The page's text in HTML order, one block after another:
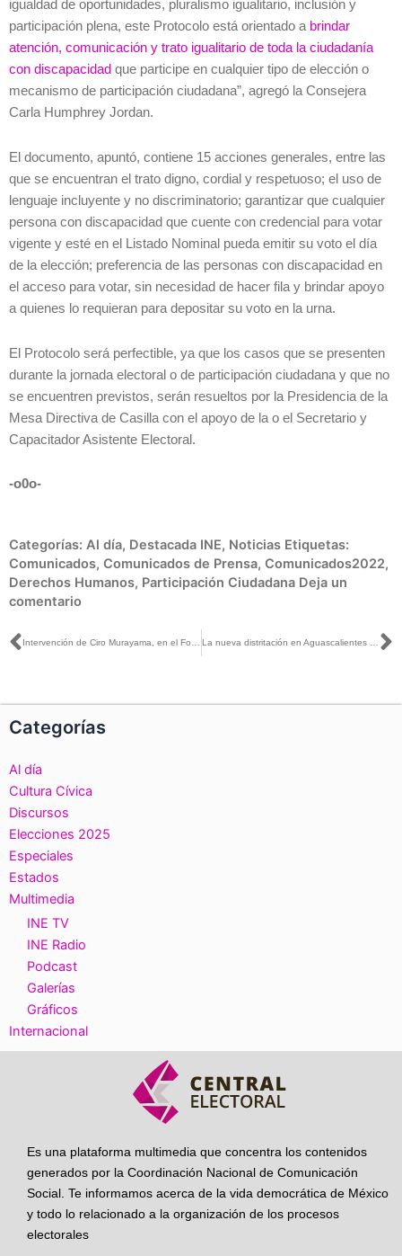
igualdad de oportunidades, pluralismo igualitario, inclusión y
participación plena, este Protocolo está orientado a brindar
atención, comunicación y trato igualitario de toda la ciudadanía
con discapacidad que participe en cualquier tipo de elección o
mecanismo de participación ciudadana”, agregó la Consejera
Carla Humphrey Jordan.
El documento, apuntó, contiene 15 acciones generales, entre las
que se encuentran el trato digno, cordial y respetuoso; el uso de
lenguaje incluyente y no discriminatorio; garantizar que cualquier
persona con discapacidad que cuente con credencial para votar
vigente y esté en el Listado Nominal pueda emitir su voto el día
de la elección; preferencia de las personas con discapacidad en
el acceso para votar, sin necesidad de hacer fila y brindar apoyo
a quienes lo requieran para depositar su voto en la urna.
El Protocolo será perfectible, ya que los casos que se presenten
durante la jornada electoral o de participación ciudadana y que no
se encuentren previstos, serán resueltos por la Presidencia de la
Mesa Directiva de Casilla con el apoyo de la o el Secretario y
Capacitador Asistente Electoral.
-o0o-
Categorías: Al día, Destacada INE, Noticias Etiquetas:
Comunicados, Comunicados de Prensa, Comunicados2022,
Derechos Humanos, Participación Ciudadana Deja un
comentario
Ant
Categorías
Al día
Cultura Cívica
Discursos
Elecciones 2025
Especiales
Estados
Multimedia
INE TV
INE Radio
Podcast
Galerías
Gráficos
Internacional
Es una plataforma multimedia que concentra los contenidos
generados por la Coordinación Nacional de Comunicación
Social. Te informamos acerca de la vida democrática de México
y todo lo relacionado a la organización de los procesos
electorales